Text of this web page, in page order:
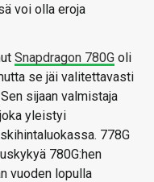
voi olla eroja
Snapdragon 780G oli
se jäi valitettavasti
sijaan valmistaja
yleistyi
778G
780G:hen
vuoden lopulla